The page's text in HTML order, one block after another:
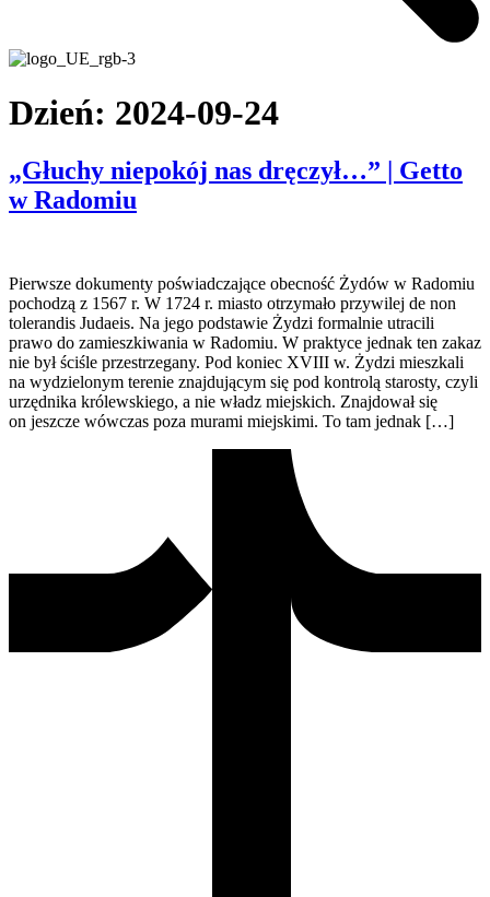
Dzień: 2024-09-24
„Głuchy niepokój nas dręczył…” | Getto
w Radomiu
Pierwsze dokumenty poświadczające obecność Żydów w Radomiu
pochodzą z 1567 r. W 1724 r. miasto otrzymało przywilej de non
tolerandis Judaeis. Na jego podstawie Żydzi formalnie utracili
prawo do zamieszkiwania w Radomiu. W praktyce jednak ten zakaz
nie był ściśle przestrzegany. Pod koniec XVIII w. Żydzi mieszkali
na wydzielonym terenie znajdującym się pod kontrolą starosty, czyli
urzędnika królewskiego, a nie władz miejskich. Znajdował się
on jeszcze wówczas poza murami miejskimi. To tam jednak […]